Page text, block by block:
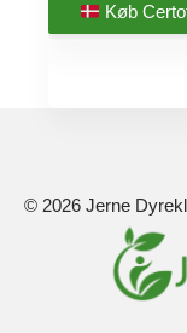
Køb
© 2026 Jerne